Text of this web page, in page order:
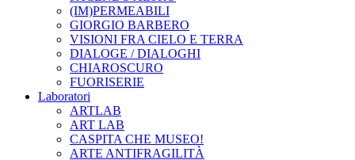
(IM)PERMEABILI
GIORGIO BARBERO
VISIONI FRA CIELO E TERRA
DIALOGE / DIALOGHI
CHIAROSCURO
FUORISERIE
Laboratori
ARTLAB
ART LAB
CASPITA CHE MUSEO!
ARTE ANTIFRAGILITÀ